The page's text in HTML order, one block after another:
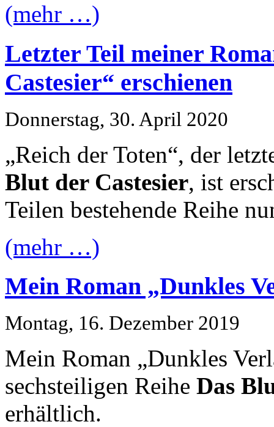
(mehr …)
Letzter Teil meiner
Castesier“ erschienen
Donnerstag, 30. April 2020
„Reich der Toten“, der
Blut der Castesier, ist
Teilen bestehende Reihe
(mehr …)
Mein Roman „Dunkles
Montag, 16. Dezember 2019
Mein Roman „Dunkles
sechsteiligen Reihe Das
erhältlich.